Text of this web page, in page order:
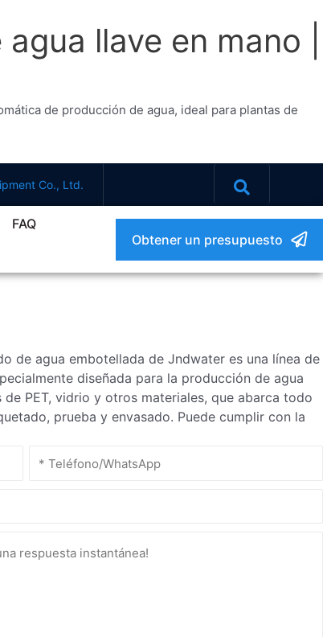
llave en mano |
de producción de agua, ideal para plantas de
Co., Ltd.
FAQ
Obtener un presupuesto
de agua embotellada de Jndwater es una línea de
diseñada para la producción de agua
PET, vidrio y otros materiales, que abarca todo
prueba y envasado. Puede cumplir con la